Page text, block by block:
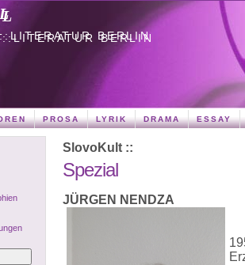
BERLIN
PROSA LYRIK DRAMA ESSAY
SlovoKult ::
Spezial
JÜRGEN NENDZA